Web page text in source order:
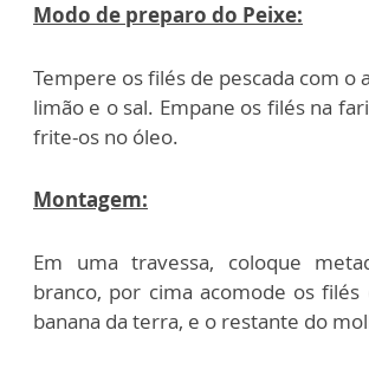
Modo de preparo do Peixe:
Tempere os filés de pescada com o
limão e o sal. Empane os filés na
frite-os no óleo.
Montagem:
Em uma travessa, coloque
branco, por cima acomode os filés
banana da terra, e o restante do